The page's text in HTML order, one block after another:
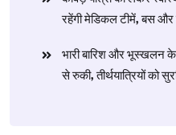
रहेंगी मेडिकल टीमें, बस
​भारी बारिश और भूस्खलन
से रुकी, तीर्थयात्रियों को